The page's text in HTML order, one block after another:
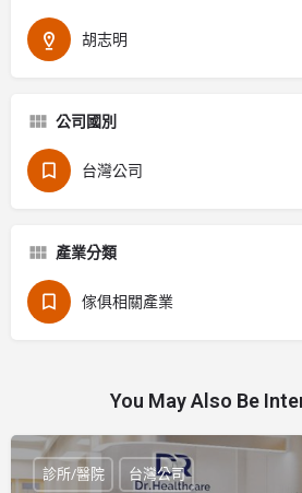
胡志明
公司國別
台灣公司
產業分類
傢俱相關產業
You May Also Be
診所/醫院 台灣公司